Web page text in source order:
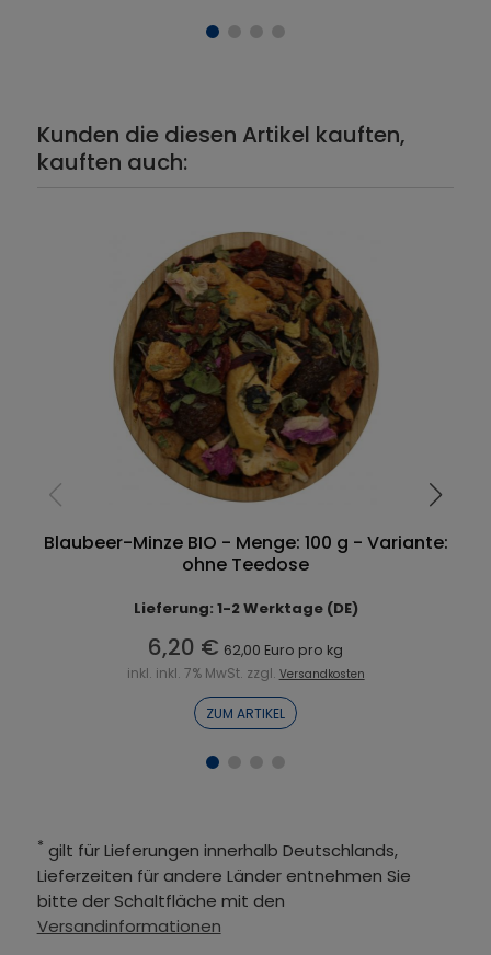
Kunden die diesen Artikel kauften,
kauften auch:
Blaubeer-Minze BIO - Menge: 100 g - Variante:
ohne Teedose
Lieferung: 1-2 Werktage (DE)
6,20 € 62,00 Euro pro kg
inkl. inkl. 7% MwSt. zzgl. Versandkosten
ZUM ARTIKEL
* gilt für Lieferungen innerhalb Deutschlands,
Lieferzeiten für andere Länder entnehmen Sie
bitte der Schaltfläche mit den
Versandinformationen